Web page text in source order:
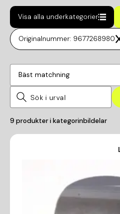
Visa alla underkategorier
Originalnummer: 9677268980
Bäst matchning
9 produkter i kategorinbildelar